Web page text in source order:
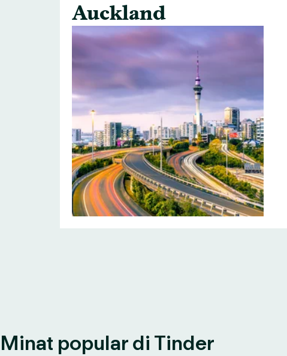
Auckland
Minat popular di Tinder